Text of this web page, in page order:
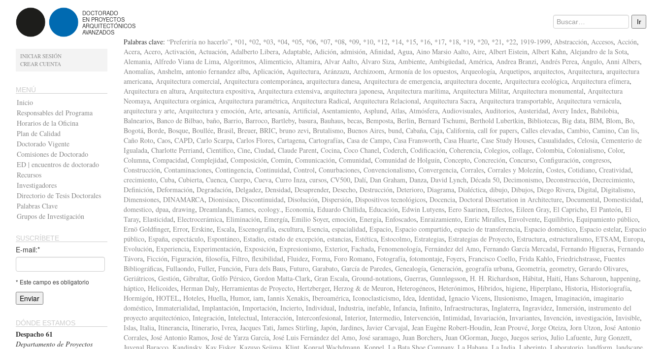
DOCTORADO
EN PROYECTOS
ARQUITECTÓNICOS
AVANZADOS
INICIAR SESIÓN
CREAR CUENTA
MENÚ
Inicio
Responsables del Programa
Horarios de la Oficina
Plan de Calidad
Doctorado Vigente
Comisiones de Doctorado
ED | encuentros de doctorado
Recursos
Investigadores
Directorio de Tesis Doctorales
Palabras Clave
Grupos de Investigación
SUSCRÍBETE
E-mail:*
* Este campo es obligatorio
DÓNDE ESTAMOS
Despacho 61
Departamento de Proyectos
Palabras clave: “Preferiría no hacerlo”, *01, *02, *03, *04, *05, *06, *07, *08, *09, *10, *12, *14, *15, *16, *17, *18, *19, *20, *21, *22, 1919-1999, Abstracción, Accesos, Acción,
Acera, Acero, Activación, Actuación, Adalberto Libera, Adaptable, Adición, admisión, Afinidad, Agua, Aino Marsio Aalto, Aire, Albert Eistein, Albert Kahn, Alejandro de la Sota,
Alemania, Alfredo Viana de Lima, Algoritmos, Alimenticio, Altamira, Alvar Aalto, Álvaro Siza, Ambiente, Ambigüedad, América, Andrea Branzi, Andrés Perea, Ángulo, Anni Albers,
Anomalías, Anshelm, antonio fernandez alba, Aplicación, Aquitectura, Aránzazu, Archizoom, Armonía de los opuestos, Arqueología, Arquetipos, arquitectos, Arquitectura, arquitectura
americana, Arquitectura comercial, Arquitectura contemporánea, arquitectura danesa, Arquitectura de emergencia, arquitectura docente, Arquitectura ecológica, Arquitectura efímera,
Arquitectura en altura, Arquitectura expositiva, Arquitectura extensiva, arquitectura japonesa, Arquitectura marítima, Arquitectura Militar, Arquitectura monumental, Arquitectura
Neomaya, Arquitectura orgánica, Arquitectura paramétrica, Arquitectura Radical, Arquitectura Relacional, Arquitectura Sacra, Arquitectura transportable, Arquitectura vernácula,
arquitectura y arte, Arquitectura y emoción, Arte, artesanía, Artificial, Asentamiento, Asplund, Atlas, Atmósfera, Audiovisuales, Auditorios, Austeridad, Avery Index, Babilobia,
Balnearios, Banco de Bilbao, baño, Barrio, Barroco, Bartleby, basura, Bauhaus, becas, Bemposta, Berlin, Bernard Tschumi, Berthold Lubertkin, Bibliotecas, Big data, BIM, Blom, Bo,
Bogotá, Borde, Bosque, Boullée, Brasil, Breuer, BRIC, bruno zevi, Brutalismo, Buenos Aires, bund, Cabaña, Caja, California, call for papers, Calles elevadas, Cambio, Camino, Can lis,
Caño Roto, Caos, CAPD, Carlo Scarpa, Carlos Flores, Cartagena, Cartografías, Casa de Campo, Casa Fransworth, Casa Huarte, Case Study Houses, Casualidades, Celosía, Cementerio de
Igualada, Charlotte Perriand, Científico, Cine, Ciudad, Claude Parent, Cocina, Coco Chanel, Coderch, Codificación, Coherencia, Colegios, collage, Colombia, Colonialismo, Color,
Columna, Compacidad, Complejidad, Composición, Común, Comunicación, Comunidad, Comunidad de Holguín, Concepto, Concreción, Concurso, Configuración, congresos,
Construcción, Contaminaciones, Contingencia, Continuidad, Control, Conurbaciones, Convencionalismo, Convergencia, Corrales, Corrales y Molezún, Costes, Cotidiano, Creatividad,
crecimiento, Cuba, Cubierta, Cuenca, Cuerpo, Cueva, Curro Inza, cursos, CV500, Dalí, Dan Graham, Danza, David Lynch, Década 50, Decimonismo, Deconstrucción, Decrecimiento,
Definición, Deformación, Degradación, Delgadez, Densidad, Desaprender, Desecho, Destrucción, Deterioro, Diagrama, Dialéctica, dibujo, Dibujos, Diego Rivera, Digital, Digitalismo,
Dimensiones, DINAMARCA, Dionisíaco, Discontinuidad, Disolución, Dispersión, Dispositivos tecnológicos, Docencia, Doctoral Dissertation in Architecture, Documental, Domesticidad,
domestico, dpaa, drawing, Dreamlands, Eames, ecology., Economía, Eduardo Chillida, Educación, Edwin Lutyens, Eero Saarinen, Efectos, Eileen Gray, El Capricho, El Panteón, El
Taray, Elasticidad, Electrocerámica, Eliminación, Emergía, Emilio Soyer, emoción, Energía, Enfoscados, Enraizamiento, Enric Miralles, Envolvente, Equilibrio, Equipamiento público,
Ernö Goldfinger, Error, Erskine, Escala, Escenografía, escultura, Esencia, espacialidad, Espacio, Espacio compartido, espacio de transferencia, Espacio doméstico, Espacio estelar, Espacio
público, España, espectáculo, Espontáneo, Estadio, estado de excepción, estancias, Estética, Estocolmo, Estrategias, Estrategias de Proyecto, Estructura, estructuralismo, ETSAM, Europa,
Evolución, Experiencia, Experimentación, Exposición, Expresionismo, Exterior, Fachada, Fenomenología, Fernández del Amo, Fernando García Mercadal, Fernando Higueras, Fernando
Távora, Ficción, Figuración, filosofía, Filtro, flexibilidad, Fluidez, Forma, Foro Romano, Fotografía, fotomontaje, Foyers, Francisco Coello, Frida Kahlo, Friedrichstrasse, Fuentes
Bibliográficas, Fullaondo, Fuller, Función, Fura dels Baus, Futuro, Garabato, García de Paredes, Genealogía, Generación, geografía urbana, Geometría, geometry, Gerardo Olivares,
Geriátricos, Gestión, Gibraltar, Golfo Pérsico, Gordon Matta-Clark, Gran Escala, Ground-notations, Guerras, Gunnløgsson, H. H. Richardson, Hábitat, Haití, Hans Scharoun, happening,
háptico, Helicoides, Herman Daly, Herramientas de Proyecto, Hertzberger, Herzog & de Meuron, Heterogéneos, Heterónimos, Híbridos, higiene, Hiperplano, Historia, Historiografía,
Hormigón, HOTEL, Hoteles, Huella, Humor, iam, Iannis Xenakis, Iberoamérica, Iconoclasticismo, Idea, Identidad, Ignacio Vicens, Ilusionismo, Imagen, Imaginación, imaginario
doméstico, Immaterialidad, Implantación, Importación, Incierto, Individual, Industria, inefable, Infancia, Infinito, Infraestructuras, Inglaterra, Ingravidez, Inmersión, instrumento del
proyecto arquitectónico, Integración, Intelectual, Interacción, Interconfesional, Interior, Intermedio, Intervención, Intimidad, Invariación, Invariantes, Invención, investigación, Invisible,
Islas, Italia, Itinerancia, Itinerario, Ivrea, Jacques Tati, James Stirling, Japón, Jardines, Javier Carvajal, Jean Eugène Robert-Houdin, Jean Prouvé, Jorge Oteiza, Jorn Utzon, José Antonio
Corrales, José Antonio Ramos, José de Yarza García, José Luis Fernández del Amo, José saramago, Juan Borchers, Juan OGorman, Juego, Juegos serios, Julio Lafuente, Jurg Gonzett,